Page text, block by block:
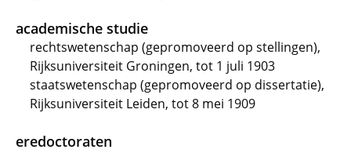
academische studie
rechtswetenschap (gepromoveerd op stellingen),
Rijksuniversiteit Groningen, tot 1 juli 1903
staatswetenschap (gepromoveerd op dissertatie),
Rijksuniversiteit Leiden, tot 8 mei 1909
eredoctoraten